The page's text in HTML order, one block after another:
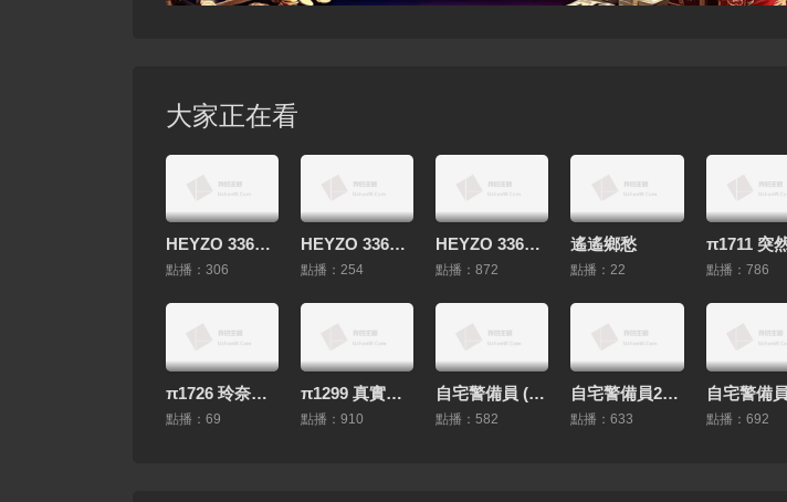
大家正在看
HEYZO 3362 上本ゆりがオナってくれました！ – 上本ゆり
點播：306
HEYZO 3363 性感マッサージで快感！～西條沙羅の場合～ – 西條沙羅
點播：254
HEYZO 3361 セレブ妻とオフパコ！ – セレブ妻Ｚさん
點播：872
遙遙鄉愁
點播：22 點播：786
π1726 玲奈下鄉記 MIDV-700 #宮下玲奈
點播：69
π1299 真實投稿-活寡少婦被侵犯 NSFS-160
點播：910
自宅警備員 (2019) 第2話 [中文字幕]
點播：582
自宅警備員2ndミッションナマイキ美乳次女_由紀 2D動漫 中文字幕
點播：633 點播：692